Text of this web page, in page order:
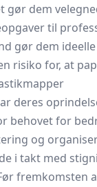
gør dem
til
gør dem
risiko for, at
deres
behovet for
og
i takt med
fremkomsten